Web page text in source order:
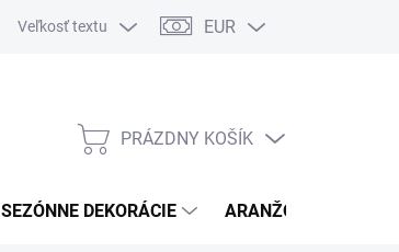
Veľkosť textu EUR
NÁKUPNÝ
PRÁZDNY KOŠÍK
SEZÓNNE DEKORÁCIE ARANŽOVACÍ